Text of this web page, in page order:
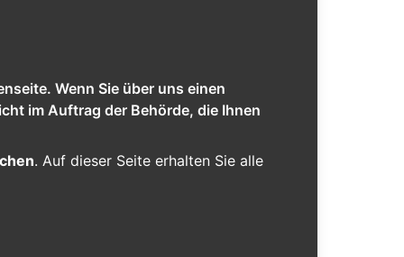
Wenn Sie über uns einen
im Auftrag der Behörde, die Ihnen
. Auf dieser Seite erhalten Sie alle